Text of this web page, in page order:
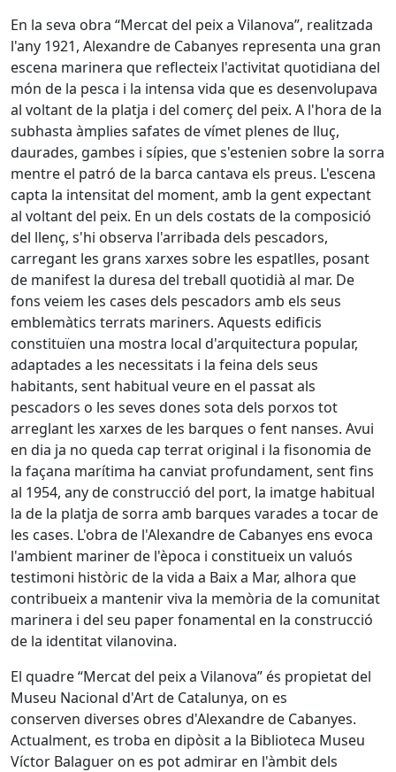
En la seva obra “Mercat del peix a Vilanova”, realitzada
l'any 1921, Alexandre de Cabanyes representa una gran
escena marinera que reflecteix l'activitat quotidiana del
món de la pesca i la intensa vida que es desenvolupava
al voltant de la platja i del comerç del peix. A l'hora de la
subhasta àmplies safates de vímet plenes de lluç,
daurades, gambes i sípies, que s'estenien sobre la sorra
mentre el patró de la barca cantava els preus. L'escena
capta la intensitat del moment, amb la gent expectant
al voltant del peix. En un dels costats de la composició
del llenç, s'hi observa l'arribada dels pescadors,
carregant les grans xarxes sobre les espatlles, posant
de manifest la duresa del treball quotidià al mar. De
fons veiem les cases dels pescadors amb els seus
emblemàtics terrats mariners. Aquests edificis
constituïen una mostra local d'arquitectura popular,
adaptades a les necessitats i la feina dels seus
habitants, sent habitual veure en el passat als
pescadors o les seves dones sota dels porxos tot
arreglant les xarxes de les barques o fent nanses. Avui
en dia ja no queda cap terrat original i la fisonomia de
la façana marítima ha canviat profundament, sent fins
al 1954, any de construcció del port, la imatge habitual
la de la platja de sorra amb barques varades a tocar de
les cases. L'obra de l'Alexandre de Cabanyes ens evoca
l'ambient mariner de l'època i constitueix un valuós
testimoni històric de la vida a Baix a Mar, alhora que
contribueix a mantenir viva la memòria de la comunitat
marinera i del seu paper fonamental en la construcció
de la identitat vilanovina.
El quadre “Mercat del peix a Vilanova” és propietat del
Museu Nacional d'Art de Catalunya, on es
conserven diverses obres d'Alexandre de Cabanyes.
Actualment, es troba en dipòsit a la Biblioteca Museu
Víctor Balaguer on es pot admirar en l'àmbit dels